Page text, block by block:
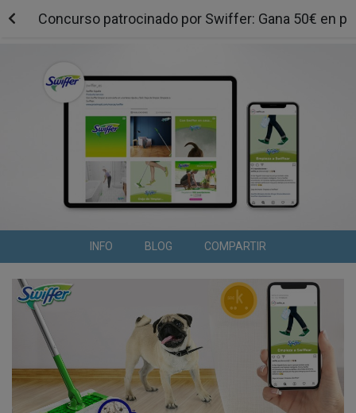
Concurso patrocinado por Swiffer: Gana 50€ en
INFO BLOG COMPARTIR